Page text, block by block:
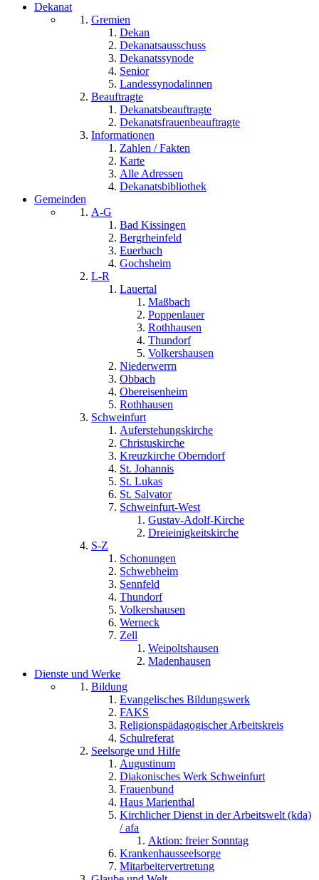
Dekanat
Gremien
Dekan
Dekanatsausschuss
Dekanatssynode
Senior
Landessynodalinnen
Beauftragte
Dekanatsbeauftragte
Dekanatsfrauenbeauftragte
Informationen
Zahlen / Fakten
Karte
Alle Adressen
Dekanatsbibliothek
Gemeinden
A-G
Bad Kissingen
Bergrheinfeld
Euerbach
Gochsheim
L-R
Lauertal
Maßbach
Poppenlauer
Rothhausen
Thundorf
Volkershausen
Niederwerrn
Obbach
Obereisenheim
Rothhausen
Schweinfurt
Auferstehungskirche
Christuskirche
Kreuzkirche Oberndorf
St. Johannis
St. Lukas
St. Salvator
Schweinfurt-West
Gustav-Adolf-Kirche
Dreieinigkeitskirche
S-Z
Schonungen
Schwebheim
Sennfeld
Thundorf
Volkershausen
Werneck
Zell
Weipoltshausen
Madenhausen
Dienste und Werke
Bildung
Evangelisches Bildungswerk
FAKS
Religionspädagogischer Arbeitskreis
Schulreferat
Seelsorge und Hilfe
Augustinum
Diakonisches Werk Schweinfurt
Frauenbund
Haus Marienthal
Kirchlicher Dienst in der Arbeitswelt (kda)
/ afa
Aktion: freier Sonntag
Krankenhausseelsorge
Mitarbeitervertretung